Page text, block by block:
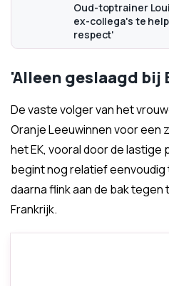
Oud-toptrainer
ex-collega's te
respect'
'Alleen geslaagd bij
De vaste volger van het
Oranje Leeuwinnen voor een
het EK, vooral door de lastige
begint nog relatief eenvoudig
daarna flink aan de bak tegen
Frankrijk.